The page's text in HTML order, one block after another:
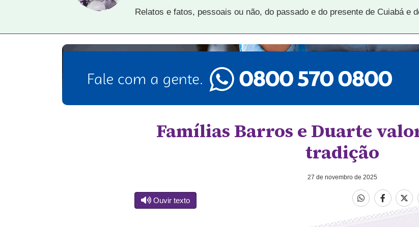
Relatos e fatos, pessoais ou não, do passado e do presente de Cuiabá e
Famílias Barros e Duarte
tradição
27 de novembro de 2025
Ouvir texto